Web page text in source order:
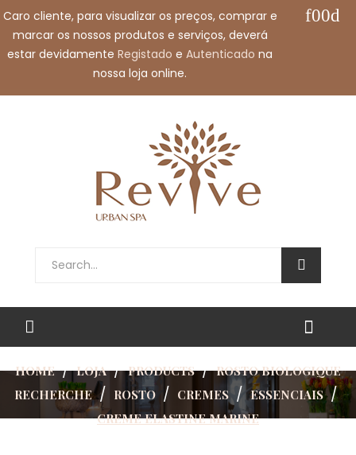
Caro cliente, para visualizar os preços, comprar e
marcar os nossos produtos e serviços, deverá
estar devidamente Registado e Autenticado na
nossa loja online.
Call us free:+351 912 032 115
Email us: shop@revivespa.pt
English
HOME LOJA PRODUCTS
ROSTO BIOLOGIQUE
RECHERCHE
ROSTO CREMES
ESSENCIAIS
CREME ELASTINE MARINE